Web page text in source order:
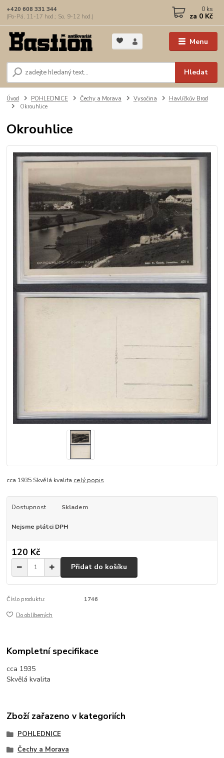
Menu
Hledat
+420 608 331 344
(Po-Pá, 11-17 hod.; So, 9-12 hod.)
0 ks
za 0 Kč
Úvod POHLEDNICE Čechy a Morava Vysočina
Havlíčkův Brod
Okrouhlice
Okrouhlice
cca 1935 Skvělá kvalita celý popis
Dostupnost Skladem
Nejsme plátci DPH
120 Kč
Přidat do košíku
Číslo produktu: 1746
Do oblíbených
Kompletní specifikace
cca 1935
Skvělá kvalita
Zboží zařazeno v kategoriích
POHLEDNICE
Čechy a Morava